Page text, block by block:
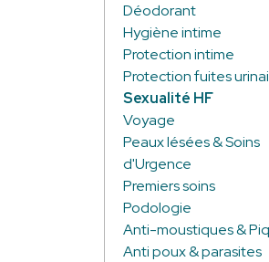
Déodorant
Hygiène intime
Protection intime
Protection fuites
Sexualité HF
Voyage
Peaux lésées & Soins
d'Urgence
Premiers soins
Podologie
Anti-moustiques &
Anti poux & parasites